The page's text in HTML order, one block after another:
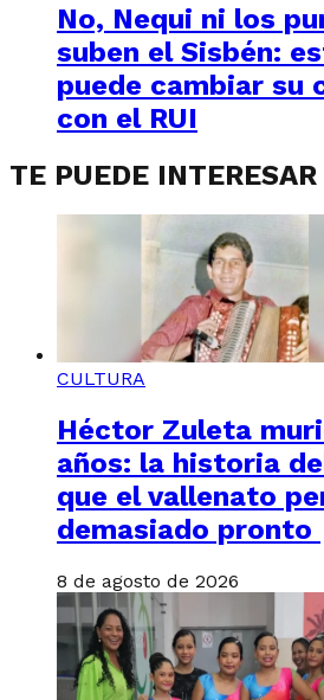
No, Nequi ni los
suben el Sisbén:
puede cambiar su
con el RUI
TE PUEDE INTERESAR
CULTURA
Héctor Zuleta
años: la historia
que el vallenato
demasiado pronto
8 de agosto de 2026